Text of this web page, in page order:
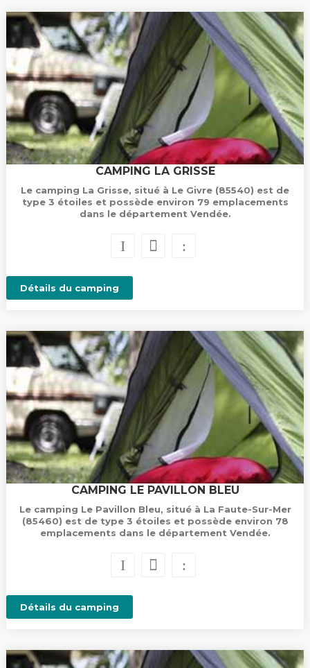
CAMPING LA GRISSE
Le camping La Grisse, situé à Le Givre (85540) est de
type 3 étoiles et possède environ 79 emplacements
dans le département Vendée.
Détails du camping
CAMPING LE PAVILLON BLEU
Le camping Le Pavillon Bleu, situé à La Faute-Sur-Mer
(85460) est de type 3 étoiles et possède environ 78
emplacements dans le département Vendée.
Détails du camping